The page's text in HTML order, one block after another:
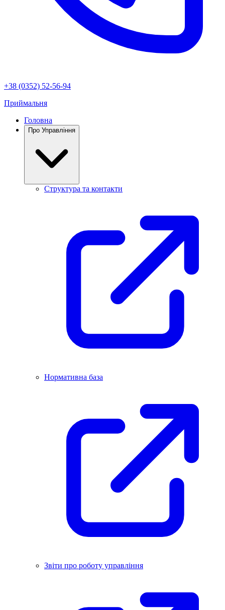
+38 (0352) 52-56-94
Приймальня
Головна
Про Управління
Структура та контакти
Нормативна база
Звіти про роботу управління